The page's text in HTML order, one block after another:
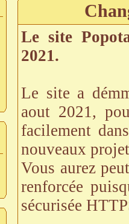
Le site
2021.
Le site a
aout 2021,
facilement
nouveaux
Vous aurez
renforcée
sécurisée